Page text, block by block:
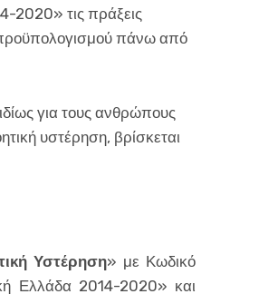
2020» τις πράξεις
πάνω από
για τους ανθρώπους
υστέρηση, βρίσκεται
Υστέρηση» με Κωδικό
Ελλάδα 2014-2020» και